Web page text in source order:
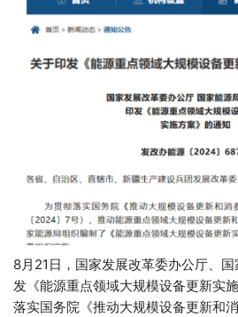
8月21日，国家发展改革委办公厅、
发《能源重点领域大规模设备更新实
落实国务院《推动大规模设备更新和